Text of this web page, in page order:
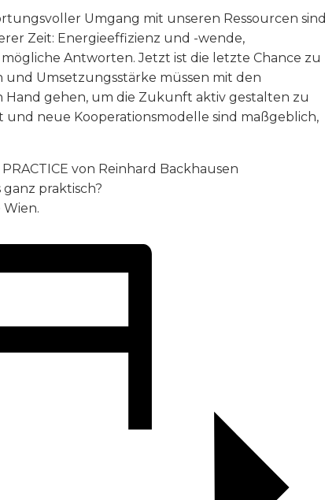
Umgang mit unseren Ressourcen sind
Zeit: Energieeffizienz und -wende,
Antworten. Jetzt ist die letzte Chance zu
und Umsetzungsstärke müssen mit den
gehen, um die Zukunft aktiv gestalten zu
und neue Kooperationsmodelle sind maßgeblich,
von Reinhard Backhausen
praktisch?